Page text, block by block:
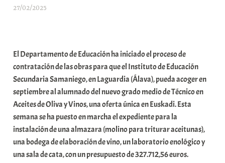
27/02/2025
a
r
E
r
r
i
o
x
a
El Departamento de Educación ha iniciado el proceso de
contratación de las obras para que el Instituto de Educación
Secundaria Samaniego, en Laguardia (Álava), pueda acoger en
septiembre al alumnado del nuevo grado medio de Técnico en
Aceites de Oliva y Vinos, una oferta única en Euskadi. Esta
semana se ha puesto en marcha el expediente para la
instalación de una almazara (molino para triturar aceitunas),
una bodega de elaboración de vino, un laboratorio enológico y
una sala de cata, con un presupuesto de 327.712,56 euros.